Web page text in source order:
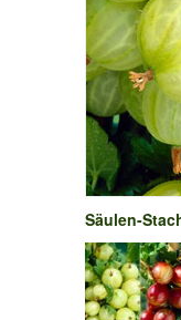
Säulen-